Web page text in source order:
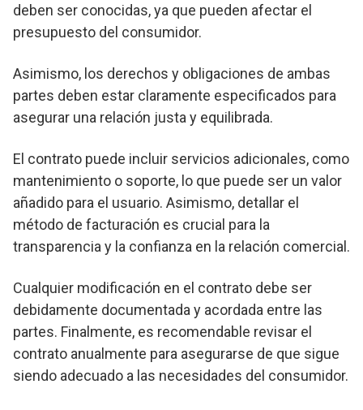
deben ser conocidas, ya que pueden afectar el
presupuesto del consumidor.
Asimismo, los derechos y obligaciones de ambas
partes deben estar claramente especificados para
asegurar una relación justa y equilibrada.
El contrato puede incluir servicios adicionales, como
mantenimiento o soporte, lo que puede ser un valor
añadido para el usuario. Asimismo, detallar el
método de facturación es crucial para la
transparencia y la confianza en la relación comercial.
Cualquier modificación en el contrato debe ser
debidamente documentada y acordada entre las
partes. Finalmente, es recomendable revisar el
contrato anualmente para asegurarse de que sigue
siendo adecuado a las necesidades del consumidor.